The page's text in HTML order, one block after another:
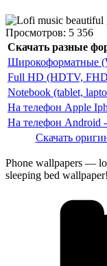
Просмотров: 5 356
Скачать
Скачать разные
Широкоформатные
Full HD (HDTV,
Notebook (tablet,
На телефон Apple
На телефон Android
Phone wallpapers —
sleeping bed wallpaper!